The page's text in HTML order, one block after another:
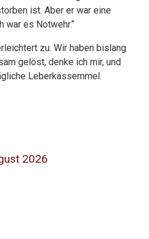
ist. Aber er war eine
war es Notwehr.“
zu. Wir haben bislang
gelöst, denke ich mir, und
Leberkässemmel.
2026